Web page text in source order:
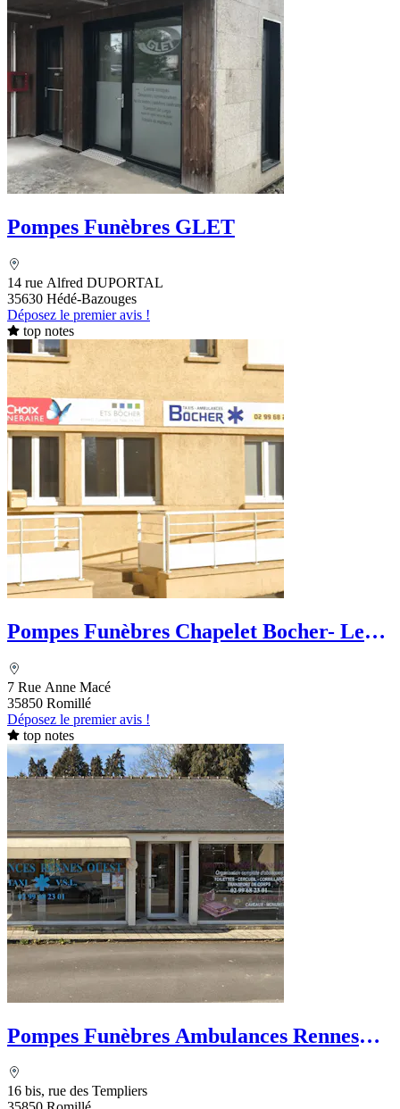
Pompes Funèbres GLET
14 rue Alfred DUPORTAL
35630 Hédé-Bazouges
Déposez le premier avis !
top notes
Pompes Funèbres Chapelet Bocher- Le
7 Rue Anne Macé
35850 Romillé
Déposez le premier avis !
top notes
Pompes Funèbres Ambulances Rennes
16 bis, rue des Templiers